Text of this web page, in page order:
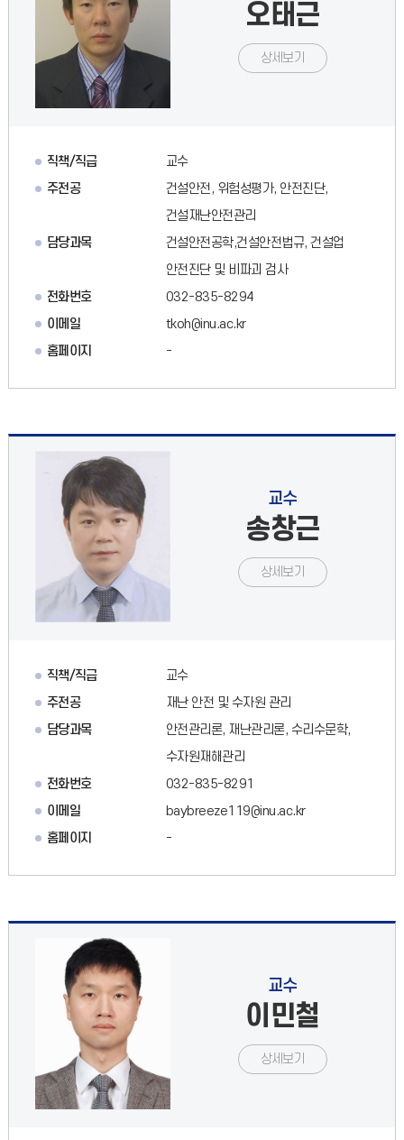
오태근
상세보기
직책/직급
교수
주전공
건설안전, 위험성평가, 안전진단,
건설재난안전관리
담당과목
건설안전공학,건설안전법규, 건설업
안전진단 및 비파괴 검사
전화번호
032-835-8294
이메일
tkoh@inu.ac.kr
홈페이지
-
교수
송창근
상세보기
직책/직급
교수
주전공
재난 안전 및 수자원 관리
담당과목
안전관리론, 재난관리론, 수리수문학,
수자원재해관리
전화번호
032-835-8291
이메일
baybreeze119@inu.ac.kr
홈페이지
-
교수
이민철
상세보기